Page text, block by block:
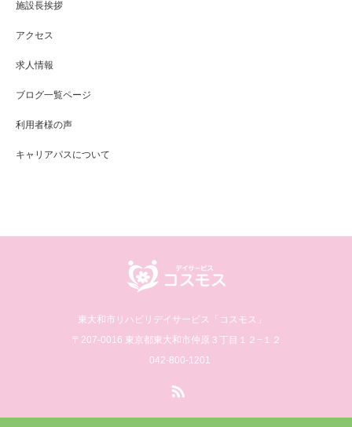
施設長挨拶
アクセス
求人情報
ブログ一覧ページ
利用者様の声
キャリアパスについて
東大和市リハビリデイサービス「コスモス」
〒207-0016 東京都東大和市仲原３丁目１２−１２
042-800-1201